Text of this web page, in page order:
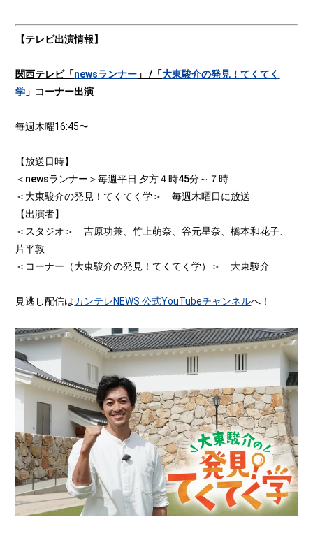
【テレビ出演情報】
関西テレビ「newsランナー 」 /「大東駿介の発見！てくてく
学 」コーナー出演
毎週木曜16:45〜
【放送日時】
＜newsランナー＞毎週平日 夕方４時45分～７時
＜大東駿介の発見！てくてく学＞ 毎週木曜日に放送
【出演者】
＜スタジオ＞ 吉原功兼、竹上萌奈、谷元星奈、橋本和花子、
片平敦
＜コーナー（大東駿介の発見！てくてく学）＞ 大東駿介
見逃し配信はカンテレNEWS 公式YouTubeチャンネルへ！